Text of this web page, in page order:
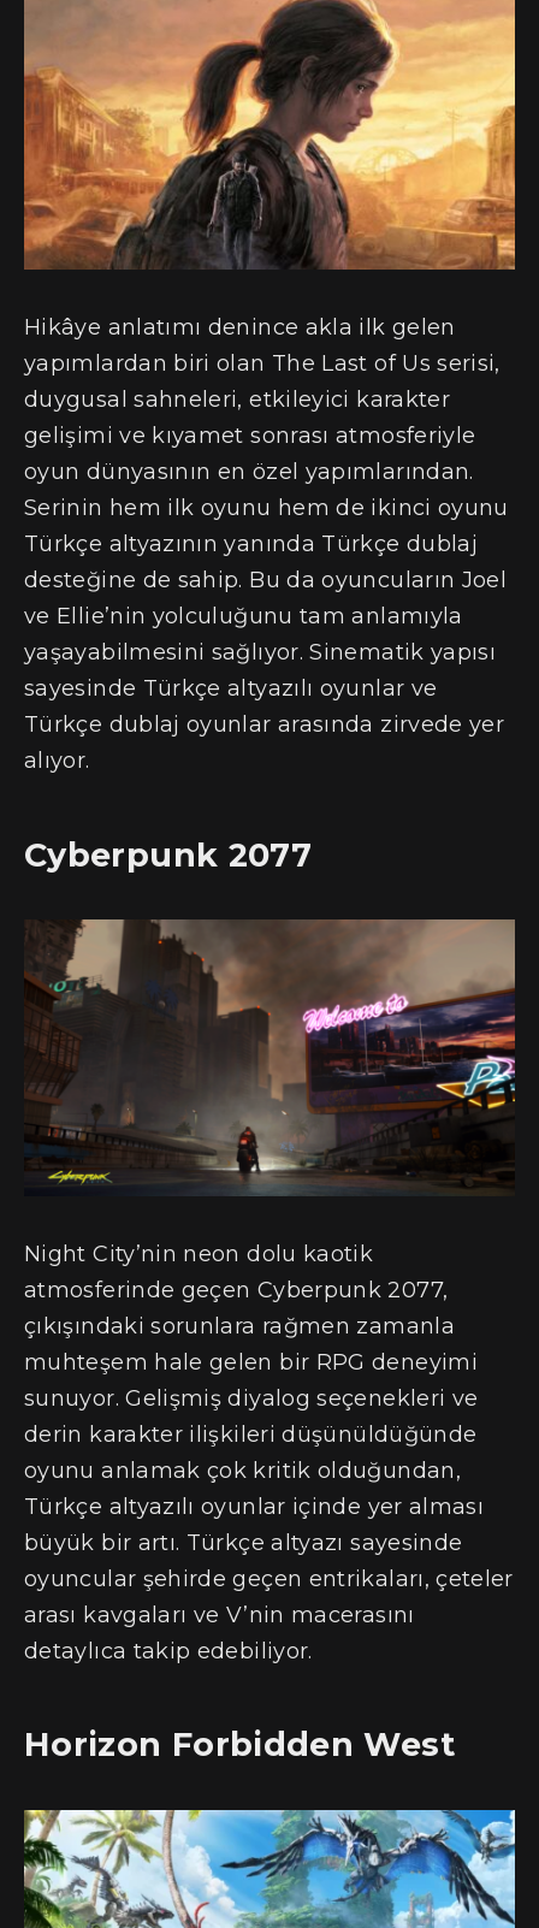
Hikâye anlatımı denince akla ilk gelen
yapımlardan biri olan The Last of Us serisi,
duygusal sahneleri, etkileyici karakter
gelişimi ve kıyamet sonrası atmosferiyle
oyun dünyasının en özel yapımlarından.
Serinin hem ilk oyunu hem de ikinci oyunu
Türkçe altyazının yanında Türkçe dublaj
desteğine de sahip. Bu da oyuncuların Joel
ve Ellie’nin yolculuğunu tam anlamıyla
yaşayabilmesini sağlıyor. Sinematik yapısı
sayesinde Türkçe altyazılı oyunlar ve
Türkçe dublaj oyunlar arasında zirvede yer
alıyor.
Cyberpunk 2077
Night City’nin neon dolu kaotik
atmosferinde geçen Cyberpunk 2077,
çıkışındaki sorunlara rağmen zamanla
muhteşem hale gelen bir RPG deneyimi
sunuyor. Gelişmiş diyalog seçenekleri ve
derin karakter ilişkileri düşünüldüğünde
oyunu anlamak çok kritik olduğundan,
Türkçe altyazılı oyunlar içinde yer alması
büyük bir artı. Türkçe altyazı sayesinde
oyuncular şehirde geçen entrikaları, çeteler
arası kavgaları ve V’nin macerasını
detaylıca takip edebiliyor.
Horizon Forbidden West